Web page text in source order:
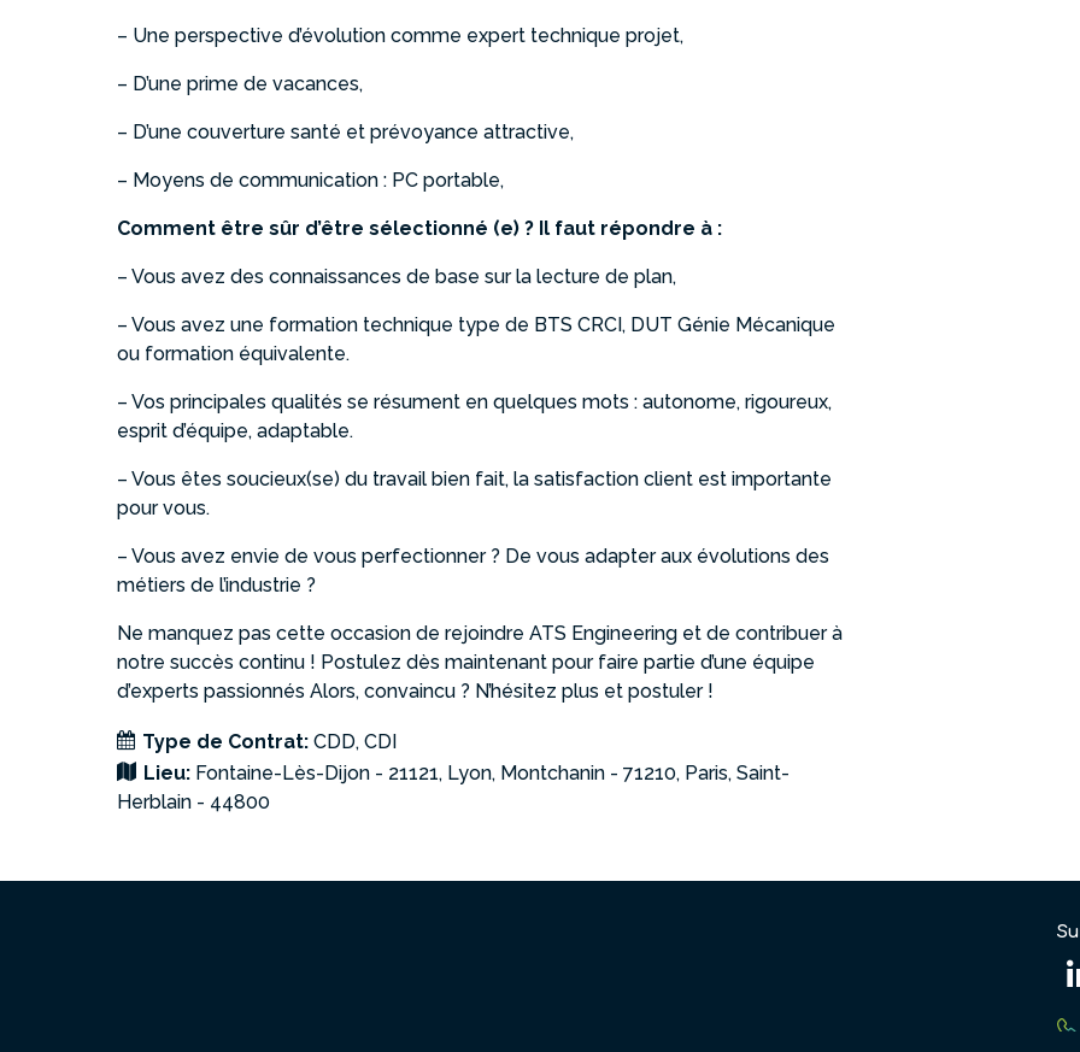
– Une perspective d’évolution comme expert technique projet,
– D’une prime de vacances,
– D’une couverture santé et prévoyance attractive,
– Moyens de communication : PC portable,
Comment être sûr d’être sélectionné (e) ? Il faut répondre à :
– Vous avez des connaissances de base sur la lecture de plan,
– Vous avez une formation technique type de BTS CRCI, DUT Génie Mécanique
ou formation équivalente.
– Vos principales qualités se résument en quelques mots : autonome, rigoureux,
esprit d’équipe, adaptable.
– Vous êtes soucieux(se) du travail bien fait, la satisfaction client est importante
pour vous.
– Vous avez envie de vous perfectionner ? De vous adapter aux évolutions des
métiers de l’industrie ?
Ne manquez pas cette occasion de rejoindre ATS Engineering et de contribuer à
notre succès continu ! Postulez dès maintenant pour faire partie d’une équipe
d’experts passionnés Alors, convaincu ? N’hésitez plus et postuler !
Type de Contrat: CDD CDI
Lieu: Fontaine-Lès-Dijon - 21121 Lyon Montchanin - 71210 Paris Saint-
Herblain - 44800